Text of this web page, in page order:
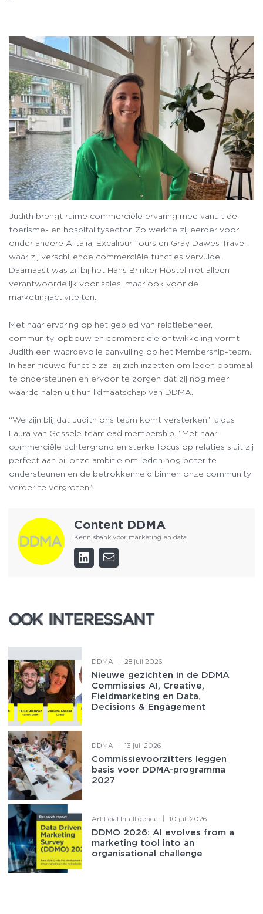
Judith brengt ruime commerciële ervaring mee vanuit de
toerisme- en hospitalitysector. Zo werkte zij eerder voor
onder andere Alitalia, Excalibur Tours en Gray Dawes Travel,
waar zij verschillende commerciële functies vervulde.
Daarnaast was zij bij het Hans Brinker Hostel niet alleen
verantwoordelijk voor sales, maar ook voor de
marketingactiviteiten.
Met haar ervaring op het gebied van relatiebeheer,
community-opbouw en commerciële ontwikkeling vormt
Judith een waardevolle aanvulling op het Membership-team.
In haar nieuwe functie zal zij zich inzetten om leden optimaal
te ondersteunen en ervoor te zorgen dat zij nog meer
waarde halen uit hun lidmaatschap van DDMA.
“We zijn blij dat Judith ons team komt versterken,” aldus
Laura van Gessele teamlead membership. “Met haar
commerciële achtergrond en sterke focus op relaties sluit zij
perfect aan bij onze ambitie om leden nog beter te
ondersteunen en de betrokkenheid binnen onze community
verder te vergroten.”
Content DDMA
Kennisbank voor marketing en data
OOK INTERESSANT
OOK INTERESSANT
DDMA | 28 juli 2026
Nieuwe gezichten in de DDMA
Commissies AI, Creative,
Fieldmarketing en Data,
Decisions & Engagement
DDMA | 13 juli 2026
Commissievoorzitters leggen
basis voor DDMA-programma
2027
Artificial Intelligence | 10 juli 2026
DDMO 2026: AI evolves from a
marketing tool into an
organisational challenge